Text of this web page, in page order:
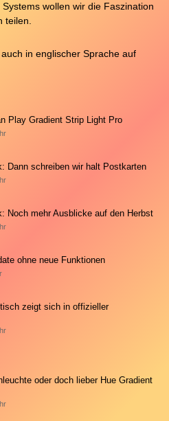
wollen wir die Faszination
teilen.
in englischer Sprache auf
Play Gradient Strip Light Pro
Dann schreiben wir halt Postkarten
Noch mehr Ausblicke auf den Herbst
ohne neue Funktionen
zeigt sich in offizieller
oder doch lieber Hue Gradient